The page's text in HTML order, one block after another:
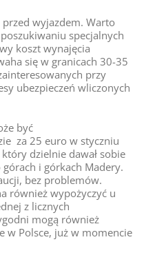
wyjazdem. Warto
specjalnych
koszt wynajęcia
się w granicach 30-35
przy
ubezpieczeń wliczonych
być
za 25 euro w styczniu
dzielnie dawał sobie
i górkach Madery.
bez problemów.
również wypożyczyć u
z licznych
mogą również
w Polsce, już w momencie